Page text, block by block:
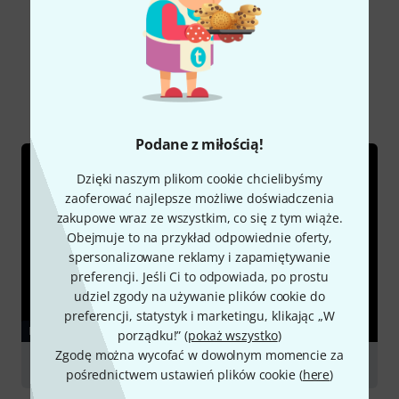
Podane z miłością!
Dzięki naszym plikom cookie chcielibyśmy
zaoferować najlepsze możliwe doświadczenia
zakupowe wraz ze wszystkim, co się z tym wiąże.
Obejmuje to na przykład odpowiednie oferty,
spersonalizowane reklamy i zapamiętywanie
preferencji. Jeśli Ci to odpowiada, po prostu
udziel zgody na używanie plików cookie do
preferencji, statystyk i marketingu, klikając „W
porządku!” (pokaż wszystko)
Zgodę można wycofać w dowolnym momencie za
pośrednictwem ustawień plików cookie (here)
Czy wiesz że?
Wszystko Poradniki
PORADNIKI
Clarinets